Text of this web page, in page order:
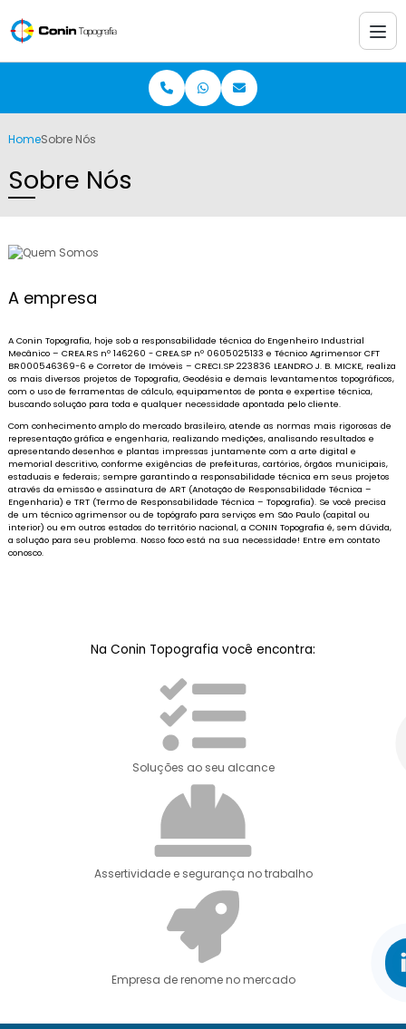
HomeSobre Nós
Sobre Nós
A empresa
A Conin Topografia, hoje sob a responsabilidade técnica do Engenheiro Industrial
Mecânico – CREA.RS nº 146260 - CREA.SP nº 0605025133 e Técnico Agrimensor CFT
BR000546369-6 e Corretor de Imóveis – CRECI.SP 223836 LEANDRO J. B. MICKE, realiza
os mais diversos projetos de Topografia, Geodésia e demais levantamentos topográficos,
com o uso de ferramentas de cálculo, equipamentos de ponta e expertise técnica,
buscando solução para toda e qualquer necessidade apontada pelo cliente.
Com conhecimento amplo do mercado brasileiro, atende as normas mais rigorosas de
representação gráfica e engenharia, realizando medições, analisando resultados e
apresentando desenhos e plantas impressas juntamente com a arte digital e
memorial descritivo, conforme exigências de prefeituras, cartórios, órgãos municipais,
estaduais e federais; sempre garantindo a responsabilidade técnica em seus projetos
através da emissão e assinatura de ART (Anotação de Responsabilidade Técnica –
Engenharia) e TRT (Termo de Responsabilidade Técnica – Topografia). Se você precisa
de um técnico agrimensor ou de topógrafo para serviços em São Paulo (capital ou
interior) ou em outros estados do território nacional, a CONIN Topografia é, sem dúvida,
a solução para seu problema. Nosso foco está na sua necessidade! Entre em contato
conosco.
Na Conin Topografia você encontra:
Soluções ao seu alcance
Assertividade e segurança no trabalho
Empresa de renome no mercado